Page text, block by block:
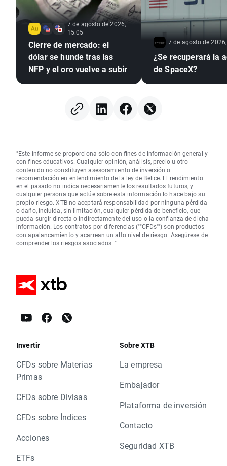
7 de agosto de 2026,
15:05
Cierre de mercado: el
dólar se hunde tras las
NFP y el oro vuelve a subir
7 de agosto de
¿Se recuperará la
de SpaceX?
"Este informe se proporciona sólo con fines de información general y
con fines educativos. Cualquier opinión, análisis, precio u otro
contenido no constituyen asesoramiento de inversión o
recomendación en entendimiento de la ley de Belice. El rendimiento
en el pasado no indica necesariamente los resultados futuros, y
cualquier persona que actúe sobre esta información lo hace bajo su
propio riesgo. XTB no aceptará responsabilidad por ninguna pérdida
o daño, incluida, sin limitación, cualquier pérdida de beneficio, que
pueda surgir directa o indirectamente del uso o la confianza de dicha
información. Los contratos por diferencias (""CFDs"") son productos
con apalancamiento y acarrean un alto nivel de riesgo. Asegúrese de
comprender los riesgos asociados. "
Invertir
CFDs sobre Materias
Primas
CFDs sobre Divisas
CFDs sobre Índices
Acciones
ETFs
Sobre XTB
La empresa
Embajador
Plataforma de inversión
Contacto
Seguridad XTB